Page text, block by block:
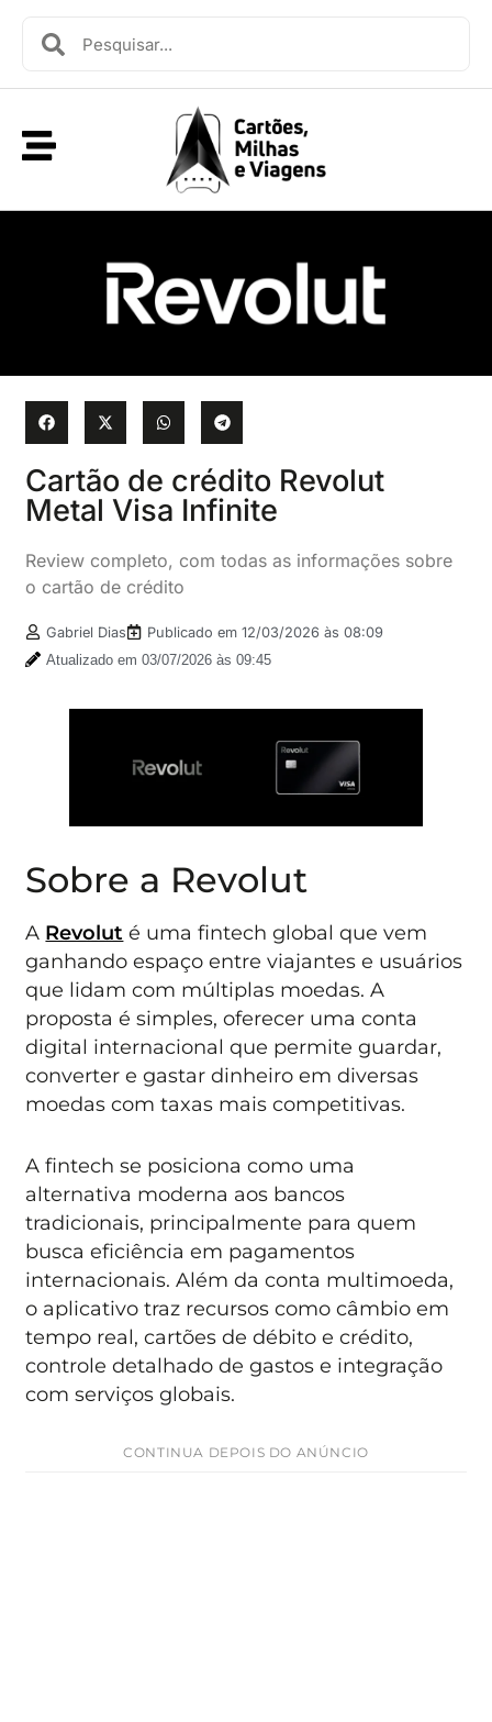
Cartão de crédito Revolut
Metal Visa Infinite
Review completo, com todas as informações sobre
o cartão de crédito
Gabriel Dias Publicado em12/03/2026 às 08:09
Atualizado em 03/07/2026 às 09:45
Sobre a Revolut
A Revolut é uma fintech global que vem
ganhando espaço entre viajantes e usuários
que lidam com múltiplas moedas. A
proposta é simples, oferecer uma conta
digital internacional que permite guardar,
converter e gastar dinheiro em diversas
moedas com taxas mais competitivas.
A fintech se posiciona como uma
alternativa moderna aos bancos
tradicionais, principalmente para quem
busca eficiência em pagamentos
internacionais. Além da conta multimoeda,
o aplicativo traz recursos como câmbio em
tempo real, cartões de débito e crédito,
controle detalhado de gastos e integração
com serviços globais.
CONTINUA DEPOIS DO ANÚNCIO